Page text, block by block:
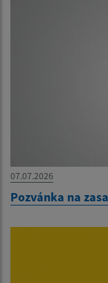
07.07.2026
Pozvánka na